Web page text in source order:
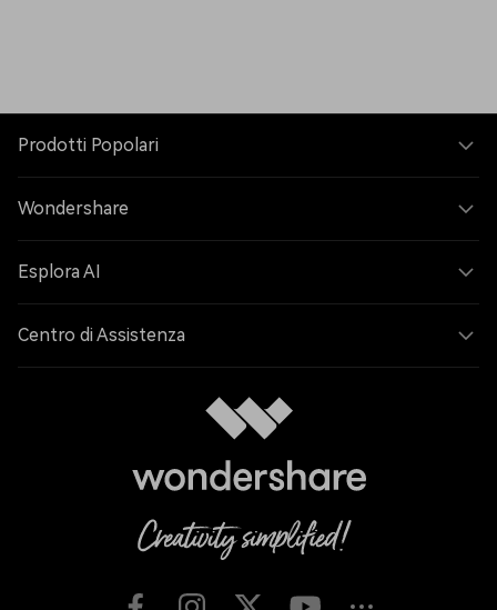
Prodotti Popolari
Wondershare
Esplora AI
Centro di Assistenza